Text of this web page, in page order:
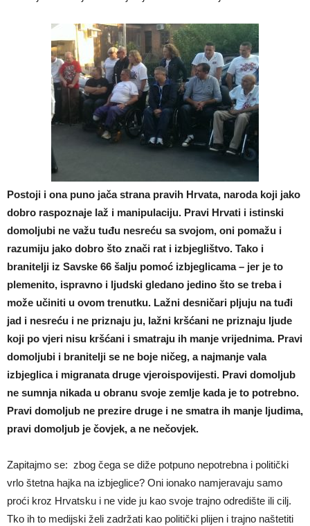
Postoji i ona puno jača strana pravih Hrvata, naroda koji jako
dobro raspoznaje laž i manipulaciju. Pravi Hrvati i istinski
domoljubi ne važu tuđu nesreću sa svojom, oni pomažu i
razumiju jako dobro što znači rat i izbjeglištvo. Tako i
branitelji iz Savske 66 šalju pomoć izbjeglicama – jer je to
plemenito, ispravno i ljudski gledano jedino što se treba i
može učiniti u ovom trenutku. Lažni desničari pljuju na tuđi
jad i nesreću i ne priznaju ju, lažni kršćani ne priznaju ljude
koji po vjeri nisu kršćani i smatraju ih manje vrijednima. Pravi
domoljubi i branitelji se ne boje ničeg, a najmanje vala
izbjeglica i migranata druge vjeroispovijesti. Pravi domoljub
ne sumnja nikada u obranu svoje zemlje kada je to potrebno.
Pravi domoljub ne prezire druge i ne smatra ih manje ljudima,
pravi domoljub je čovjek, a ne nečovjek.
Zapitajmo se: zbog čega se diže potpuno nepotrebna i politički
vrlo štetna hajka na izbjeglice? Oni ionako namjeravaju samo
proći kroz Hrvatsku i ne vide ju kao svoje trajno odredište ili cilj.
Tko ih to medijski želi zadržati kao politički plijen i trajno naštetiti